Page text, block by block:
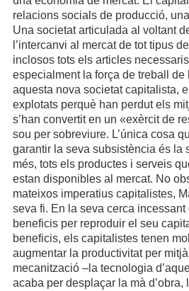
relacions socials de producció,
Una societat articulada al voltant
l’intercanvi al mercat de tot tipus
inclosos tots els articles
especialment la força de treball de
aquesta nova societat capitalista,
explotats perquè han perdut els
s’han convertit en un «exèrcit de
sou per sobreviure. L’única cosa
garantir la seva subsistència és la
més, tots els productes i serveis
estan disponibles al mercat. No
mateixos imperatius capitalistes,
seva fi. En la seva cerca
beneficis per reproduir el seu
beneficis, els capitalistes tenen
augmentar la productivitat per
mecanització –la tecnologia
acaba per desplaçar la mà